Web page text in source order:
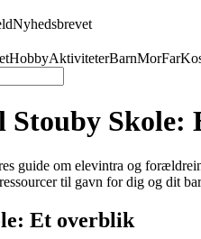
Nyhedsbrevet
HobbyAktiviteterBarnMorFar
Stouby
guide om elevintra og
til gavn for dig og dit
Et overblik